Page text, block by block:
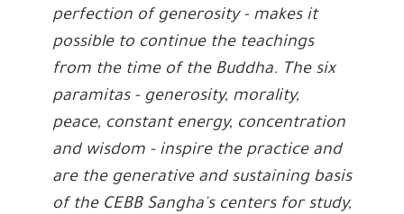
perfection of generosity - makes it
possible to continue the teachings
from the time of the Buddha. The six
paramitas - generosity, morality,
peace, constant energy, concentration
and wisdom - inspire the practice and
are the generative and sustaining basis
of the CEBB Sangha's centers for study,